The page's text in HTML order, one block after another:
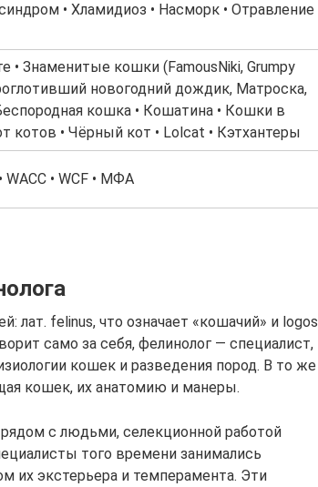
• Хламидиоз • Насморк • Отравление
• Знаменитые кошки (FamousNiki, Grumpy
новогодний дождик, Матроска,
кошка • Кошатина • Кошки в
котов • Чёрный кот • Lolcat • Кэтхантеры
WACC • WCF • МФА
лат. felinus, что означает «кошачий» и logos
само за себя, фелинолог — специалист,
кошек и разведения пород. В то же
кошек, их анатомию и манеры.
с людьми, селекционной работой
того времени занимались
их экстерьера и темперамента. Эти